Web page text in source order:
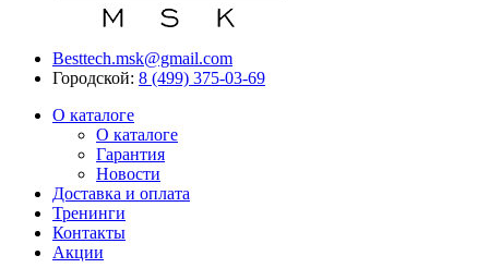
Besttech.msk@gmail.com
Городской: 8 (499) 375-03-69
О каталоге
О каталоге
Гарантия
Новости
Доставка и оплата
Тренинги
Контакты
Акции